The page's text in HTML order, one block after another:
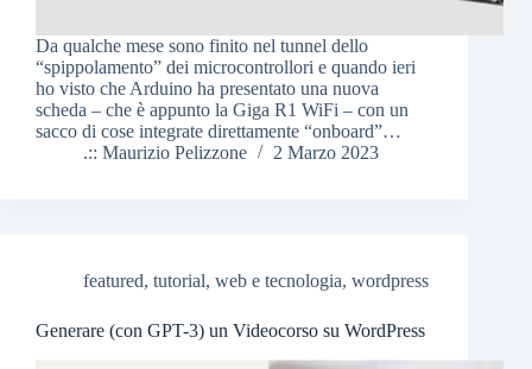
Da qualche mese sono finito nel tunnel dello
“spippolamento” dei microcontrollori e quando ieri
ho visto che Arduino ha presentato una nuova
scheda – che è appunto la Giga R1 WiFi – con un
sacco di cose integrate direttamente “onboard”…
.:: Maurizio Pelizzone
2 Marzo 2023
featured, tutorial, web e tecnologia, wordpress
Generare (con GPT-3) un Videocorso su WordPress